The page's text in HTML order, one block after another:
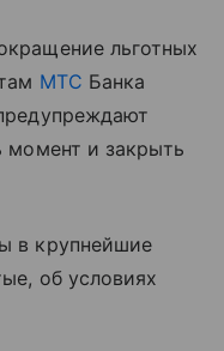
льготных
МТС Банка
момент и закрыть
в крупнейшие
об условиях